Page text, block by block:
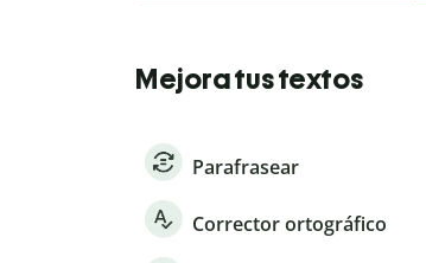
Mejora tus textos
Parafrasear
Corrector ortográfico